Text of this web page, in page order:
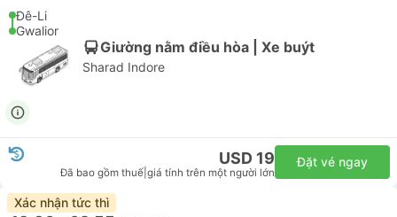
Đê-Li
Gwalior
Giường nằm điều hòa | Xe buýt
Sharad Indore
USD 19
Đã bao gồm thuế giá tính trên một người lớn
Đặt vé ngay
Xác nhận tức thì